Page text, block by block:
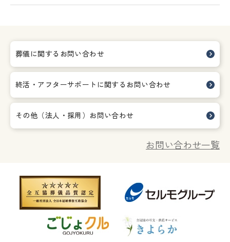
葬儀に関するお問い合わせ
終活・アフターサポートに関する お問い合わせ
その他（法人・採用）お問い合わせ
お問い合わせ一覧